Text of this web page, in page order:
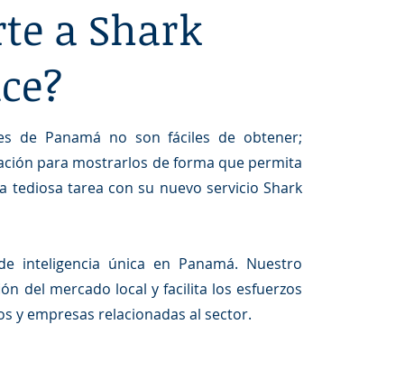
a Shark
de Panamá no son fáciles de obtener;
para mostrarlos de forma que permita
tediosa tarea con su nuevo servicio Shark
inteligencia única en Panamá. Nuestro
del mercado local y facilita los esfuerzos
y empresas relacionadas al sector.